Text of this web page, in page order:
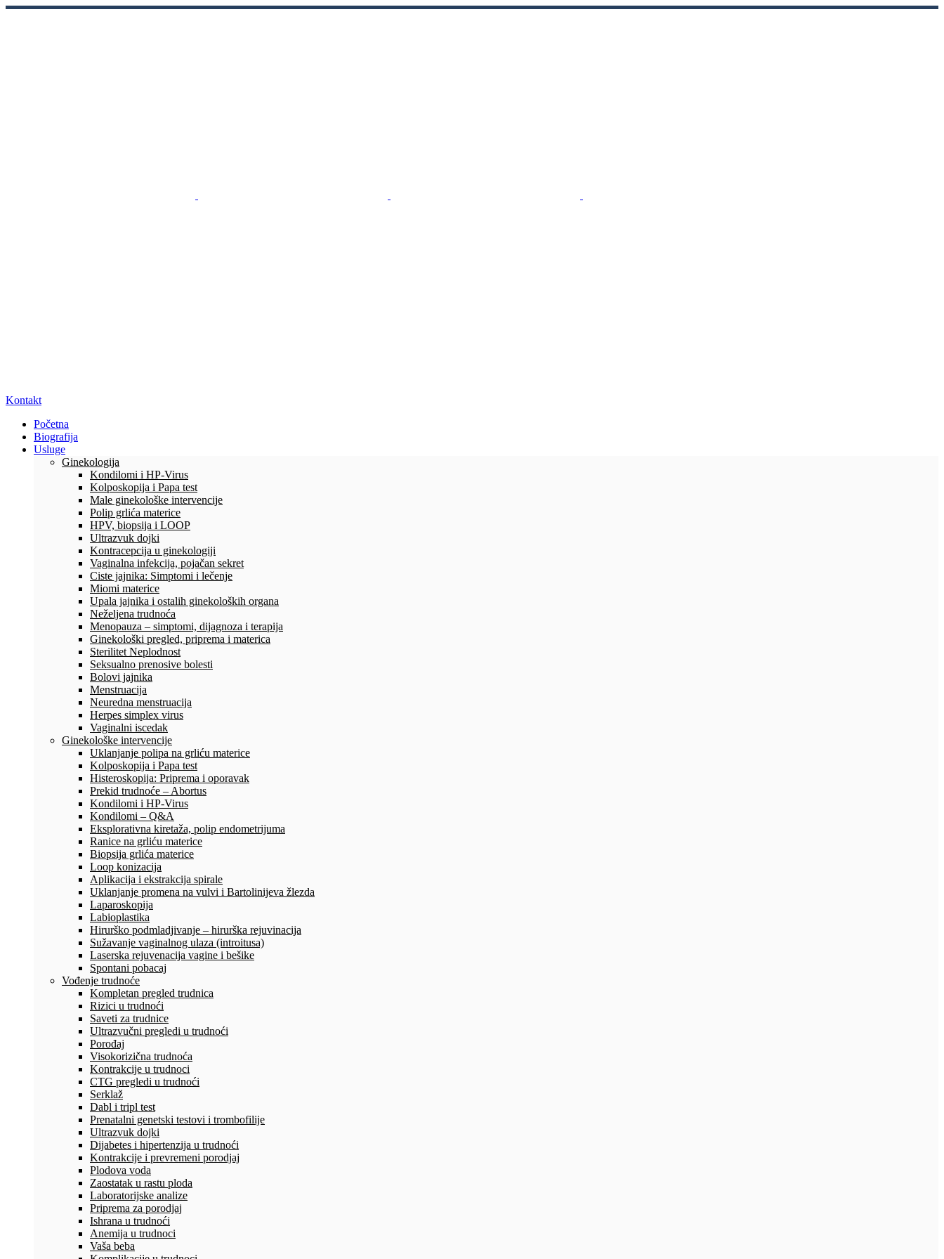
Kontakt
Početna
Biografija
Usluge
Ginekologija
Kondilomi i HP-Virus
Kolposkopija i Papa test
Male ginekološke intervencije
Polip grlića materice
HPV, biopsija i LOOP
Ultrazvuk dojki
Kontracepcija u ginekologiji
Vaginalna infekcija, pojačan sekret
Ciste jajnika: Simptomi i lečenje
Miomi materice
Upala jajnika i ostalih ginekoloških organa
Neželjena trudnoća
Menopauza – simptomi, dijagnoza i terapija
Ginekološki pregled, priprema i materica
Sterilitet Neplodnost
Seksualno prenosive bolesti
Bolovi jajnika
Menstruacija
Neuredna menstruacija
Herpes simplex virus
Vaginalni iscedak
Ginekološke intervencije
Uklanjanje polipa na grliću materice
Kolposkopija i Papa test
Histeroskopija: Priprema i oporavak
Prekid trudnoće – Abortus
Kondilomi i HP-Virus
Kondilomi – Q&A
Eksplorativna kiretaža, polip endometrijuma
Ranice na grliću materice
Biopsija grlića materice
Loop konizacija
Aplikacija i ekstrakcija spirale
Uklanjanje promena na vulvi i Bartolinijeva žlezda
Laparoskopija
Labioplastika
Hirurško podmladjivanje – hirurška rejuvinacija
Sužavanje vaginalnog ulaza (introitusa)
Laserska rejuvenacija vagine i bešike
Spontani pobacaj
Vođenje trudnoće
Kompletan pregled trudnica
Rizici u trudnoći
Saveti za trudnice
Ultrazvučni pregledi u trudnoći
Porođaj
Visokorizična trudnoća
Kontrakcije u trudnoci
CTG pregledi u trudnoći
Serklaž
Dabl i tripl test
Prenatalni genetski testovi i trombofilije
Ultrazvuk dojki
Dijabetes i hipertenzija u trudnoći
Kontrakcije i prevremeni porodjaj
Plodova voda
Zaostatak u rastu ploda
Laboratorijske analize
Priprema za porodjaj
Ishrana u trudnoći
Anemija u trudnoci
Vaša beba